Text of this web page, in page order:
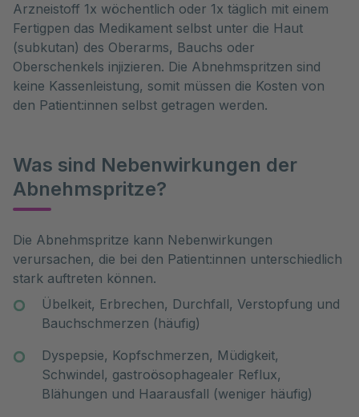
Arzneistoff 1x wöchentlich oder 1x täglich mit einem
Fertigpen das Medikament selbst unter die Haut
(subkutan) des Oberarms, Bauchs oder
Oberschenkels injizieren. Die Abnehmspritzen sind
keine Kassenleistung, somit müssen die Kosten von
den Patient:innen selbst getragen werden.
Was sind Nebenwirkungen der
Abnehmspritze?
Die Abnehmspritze kann Nebenwirkungen
verursachen, die bei den Patient:innen unterschiedlich
stark auftreten können.
Übelkeit, Erbrechen, Durchfall, Verstopfung und
Bauchschmerzen (häufig)
Dyspepsie, Kopfschmerzen, Müdigkeit,
Schwindel, gastroösophagealer Reflux,
Blähungen und Haarausfall (weniger häufig)